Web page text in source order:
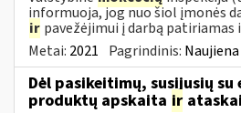
informuoja, jog nuo šiol įmonės
ir pavežėjimui į darbą patiriamas
Metai: 2021 Pagrindinis: Naujiena
Dėl pasikeitimų, susijusių
produktų apskaita ir